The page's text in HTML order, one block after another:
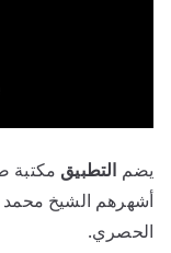
يضم التطبيق مكتبة
أشهرهم الشيخ
الحصري.